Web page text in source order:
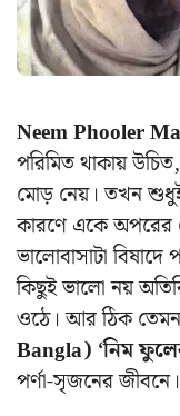
Neem Phooler
পরিমিত থাকায়
মোড় নেয়। তখন
কারণে একে অপরের
ভালোবাসাটা
কিছুই ভালো নয়
ওঠে। আর ঠিক
Bangla) ‘নিম
পর্ণা-সৃজনের জীবনে।